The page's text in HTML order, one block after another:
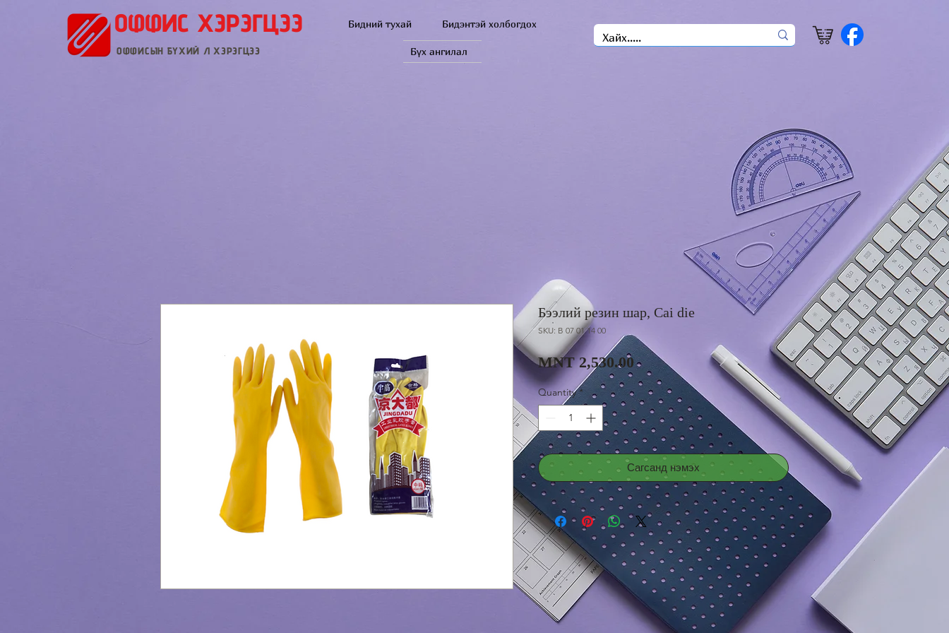
ОФФИС ХЭРЭГЦЭЭ Бидний тухай Бидэнтэй холбогдох
ОФФИСЫН БҮХИЙ Л ХЭРЭГЦЭЭ Бүх ангилал
Бээлий резин шар, Cai die
SKU: B 07 01 14 00
MNT 2,530.00Price
Quantity *
Сагсанд нэмэх